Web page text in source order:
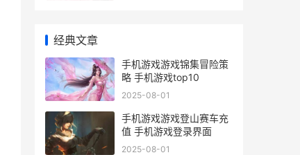
经典文章
手机游戏游戏锦集冒险策
略 手机游戏top10
2025-08-01
手机游戏游戏登山赛车充
值 手机游戏登录界面
2025-08-01